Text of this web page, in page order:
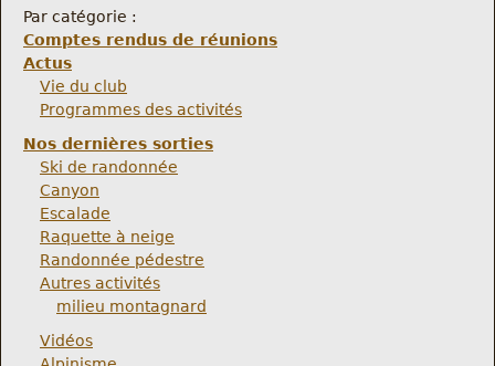
Par catégorie :
Comptes rendus de réunions
Actus
Vie du club
Programmes des activités
Nos dernières sorties
Ski de randonnée
Canyon
Escalade
Raquette à neige
Randonnée pédestre
Autres activités
milieu montagnard
Vidéos